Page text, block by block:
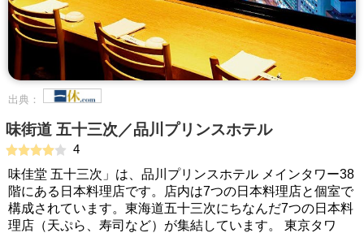
出典：
味街道 五十三次／品川プリンスホテル
4
味佳堂 五十三次」は、品川プリンスホテル メインタワー38
階にある日本料理店です。店内は7つの日本料理店と個室で
構成されています。東海道五十三次にちなんだ7つの日本料
理店（天ぷら、寿司など）が集結しています。 東京タワ